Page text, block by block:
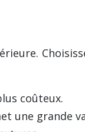
coûteux.
une grande